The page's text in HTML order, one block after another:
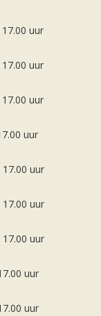
uur
uur
uur
uur
uur
uur
uur
uur
uur